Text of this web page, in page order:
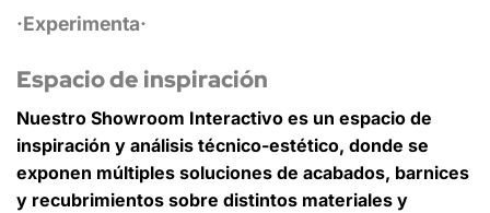
·Experimenta·
Espacio de inspiración
Nuestro Showroom Interactivo es un espacio de
inspiración y análisis técnico-estético, donde se
exponen múltiples soluciones de acabados, barnices
y recubrimientos sobre distintos materiales y